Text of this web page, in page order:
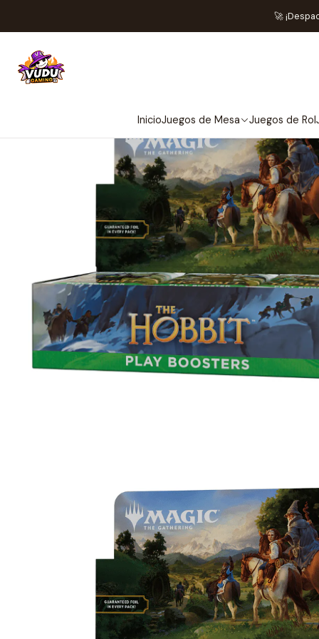
InicioJuegos de Mesa Juegos de Rol
🚀
Juegos de Cartas TCG